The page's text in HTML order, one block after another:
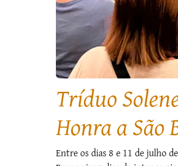
Tríduo
Honra a São
Entre os dias 8 e 11 de julho